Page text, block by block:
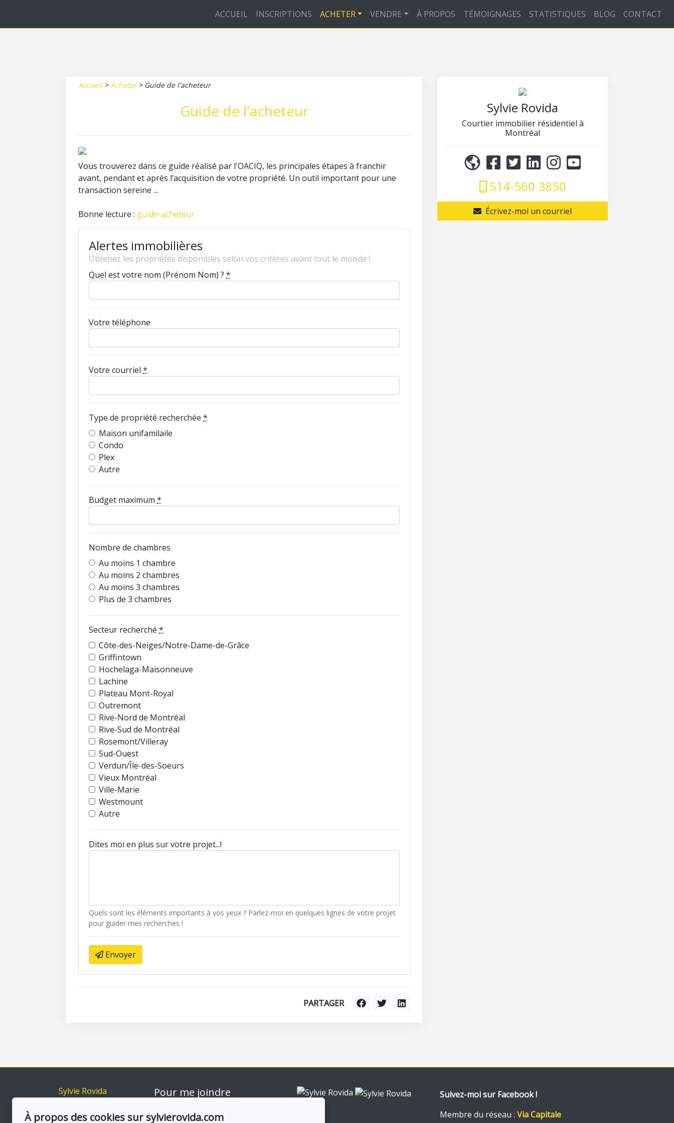
ACCUEIL INSCRIPTIONS ACHETER VENDRE À PROPOS TÉMOIGNAGES STATISTIQUES BLOG CONTACT
Accueil >Acheter > Guide de l'acheteur
Guide de l'acheteur
Vous trouverez dans ce guide réalisé par l'OACIQ, les principales étapes à franchir
avant, pendant et après l’acquisition de votre propriété. Un outil important pour une
transaction sereine ...
Bonne lecture : guide-acheteur
Alertes immobilières
Obtenez les propriétés disponibles selon vos critères avant tout le monde !
Quel est votre nom (Prénom Nom) ? *
Votre téléphone
Votre courriel *
Type de propriété recherchée *
Maison unifamilaile
Condo
Plex
Autre
Budget maximum *
Nombre de chambres
Au moins 1 chambre
Au moins 2 chambres
Au moins 3 chambres
Plus de 3 chambres
Secteur recherché *
Côte-des-Neiges/Notre-Dame-de-Grâce
Griffintown
Hochelaga-Maisonneuve
Lachine
Plateau Mont-Royal
Outremont
Rive-Nord de Montréal
Rive-Sud de Montréal
Rosemont/Villeray
Sud-Ouest
Verdun/Île-des-Soeurs
Vieux Montréal
Ville-Marie
Westmount
Autre
Dites moi en plus sur votre projet...!
Quels sont les éléments importants à vos yeux ? Parlez-moi en quelques lignes de votre projet
pour guider mes recherches !
Envoyer
PARTAGER
Sylvie Rovida
Courtier immobilier résidentiel à
Montréal
514-560 3850
Écrivez-moi un courriel
Sylvie Rovida
Inscriptions
Pour me joindre
514-560 3850
Suivez-moi sur Facebook !
Membre du réseau : Via Capitale
À propos des cookies sur sylvierovida.com